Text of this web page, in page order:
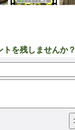
トを残しませんか？